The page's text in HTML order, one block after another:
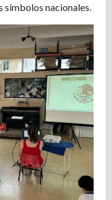
símbolos nacionales.